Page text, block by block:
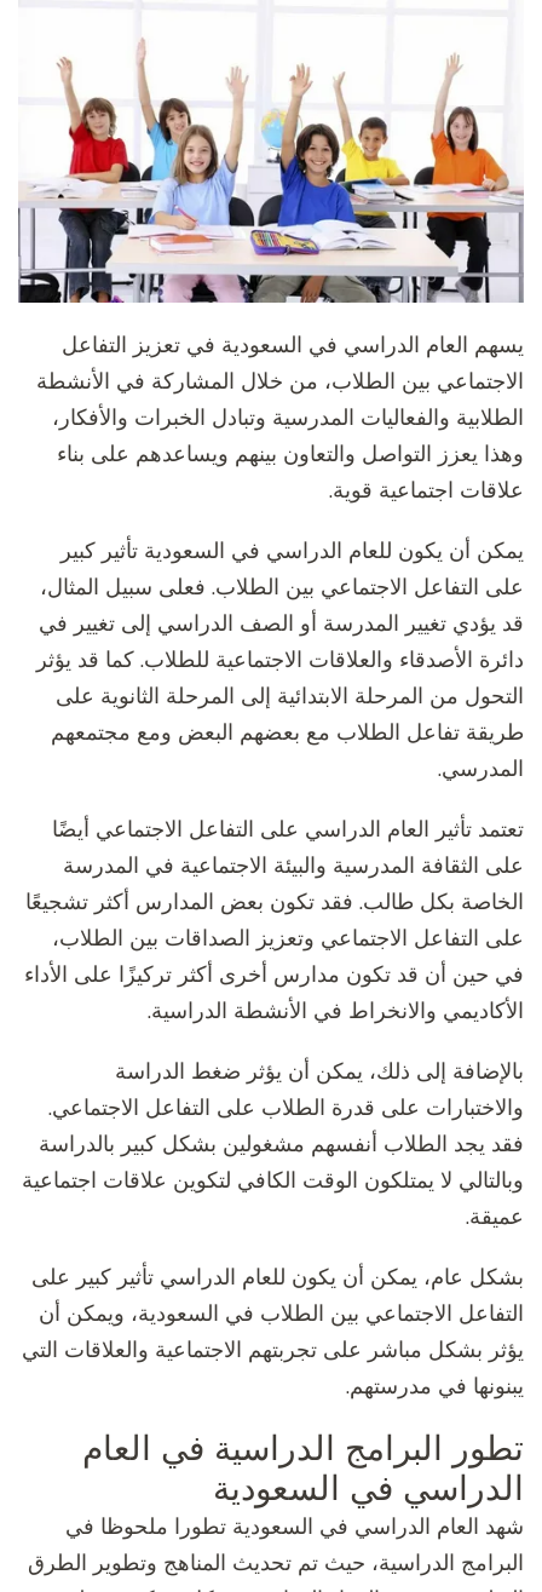
يسهم العام الدراسي في السعودية في تعزيز التفاعل
الاجتماعي بين الطلاب، من خلال المشاركة في الأنشطة
الطلابية والفعاليات المدرسية وتبادل الخبرات والأفكار،
وهذا يعزز التواصل والتعاون بينهم ويساعدهم على بناء
علاقات اجتماعية قوية.
يمكن أن يكون للعام الدراسي في السعودية تأثير كبير
على التفاعل الاجتماعي بين الطلاب. فعلى سبيل المثال،
قد يؤدي تغيير المدرسة أو الصف الدراسي إلى تغيير في
دائرة الأصدقاء والعلاقات الاجتماعية للطلاب. كما قد يؤثر
التحول من المرحلة الابتدائية إلى المرحلة الثانوية على
طريقة تفاعل الطلاب مع بعضهم البعض ومع مجتمعهم
المدرسي.
تعتمد تأثير العام الدراسي على التفاعل الاجتماعي أيضًا
على الثقافة المدرسية والبيئة الاجتماعية في المدرسة
الخاصة بكل طالب. فقد تكون بعض المدارس أكثر تشجيعًا
على التفاعل الاجتماعي وتعزيز الصداقات بين الطلاب،
في حين أن قد تكون مدارس أخرى أكثر تركيزًا على الأداء
الأكاديمي والانخراط في الأنشطة الدراسية.
بالإضافة إلى ذلك، يمكن أن يؤثر ضغط الدراسة
والاختبارات على قدرة الطلاب على التفاعل الاجتماعي.
فقد يجد الطلاب أنفسهم مشغولين بشكل كبير بالدراسة
وبالتالي لا يمتلكون الوقت الكافي لتكوين علاقات اجتماعية
عميقة.
بشكل عام، يمكن أن يكون للعام الدراسي تأثير كبير على
التفاعل الاجتماعي بين الطلاب في السعودية، ويمكن أن
يؤثر بشكل مباشر على تجربتهم الاجتماعية والعلاقات التي
يبنونها في مدرستهم.
تطور البرامج الدراسية في العام
الدراسي في السعودية
شهد العام الدراسي في السعودية تطورا ملحوظا في
البرامج الدراسية، حيث تم تحديث المناهج وتطوير الطرق